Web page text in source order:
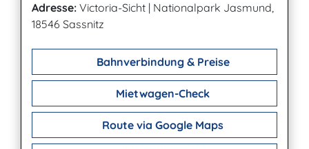
Adresse: Victoria-Sicht | Nationalpark Jasmund,
18546 Sassnitz
Bahnverbindung & Preise
Mietwagen-Check
Route via Google Maps